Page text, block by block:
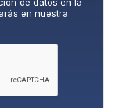
en nuestra